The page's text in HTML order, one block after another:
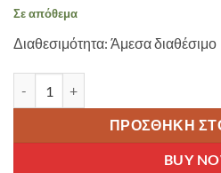
Σε απόθεμα
Διαθεσιμότητα: Άμεσα διαθέσιμο
ΠΡΟΣΘΉΚΗ
BUY